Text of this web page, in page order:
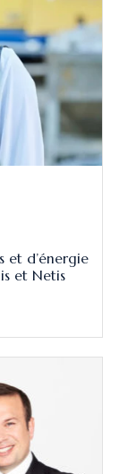
et d’énergie
et Netis